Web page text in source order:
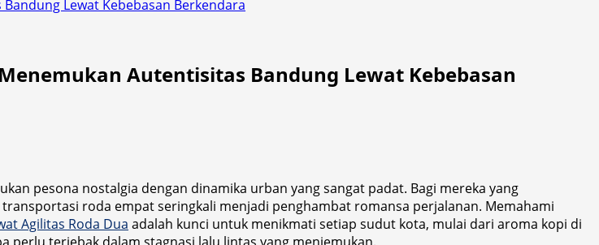
Lewat Kebebasan Berkendara
Autentisitas Bandung Lewat Kebebasan
pesona nostalgia dengan dinamika urban yang sangat padat. Bagi mereka yang
roda empat seringkali menjadi penghambat romansa perjalanan. Memahami
Agilitas Roda Dua adalah kunci untuk menikmati setiap sudut kota, mulai dari aroma kopi di